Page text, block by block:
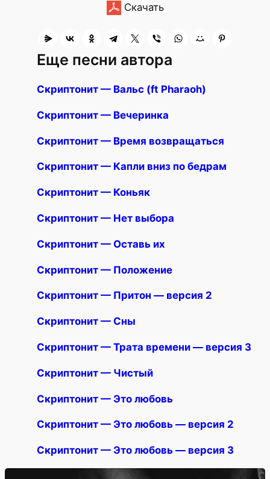
Скачать
Еще песни автора
Скриптонит — Вальс (ft Pharaoh)
Скриптонит — Вечеринка
Скриптонит — Время возвращаться
Скриптонит — Капли вниз по бедрам
Скриптонит — Коньяк
Скриптонит — Нет выбора
Скриптонит — Оставь их
Скриптонит — Положение
Скриптонит — Притон — версия 2
Скриптонит — Сны
Скриптонит — Трата времени — версия 3
Скриптонит — Чистый
Скриптонит — Это любовь
Скриптонит — Это любовь — версия 2
Скриптонит — Это любовь — версия 3